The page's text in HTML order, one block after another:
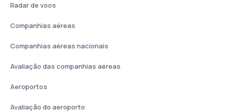
Radar de voos
Companhias aéreas
Companhias aéreas nacionais
Avaliação das companhias aéreas
Aeroportos
Avaliação do aeroporto